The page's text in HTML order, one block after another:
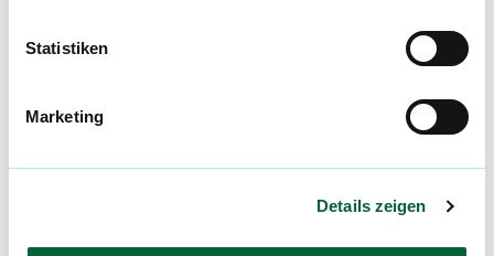
Statistiken
Marketing
Details zeigen